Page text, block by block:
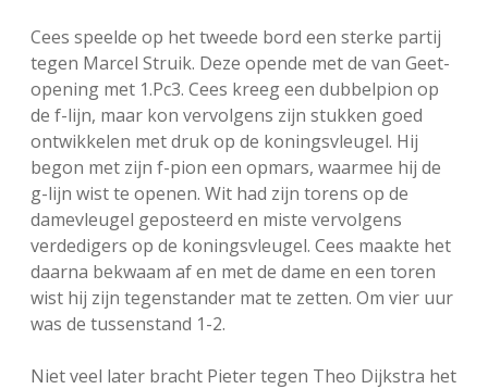
Cees speelde op het tweede bord een sterke partij
tegen Marcel Struik. Deze opende met de van Geet-
opening met 1.Pc3. Cees kreeg een dubbelpion op
de f-lijn, maar kon vervolgens zijn stukken goed
ontwikkelen met druk op de koningsvleugel. Hij
begon met zijn f-pion een opmars, waarmee hij de
g-lijn wist te openen. Wit had zijn torens op de
damevleugel geposteerd en miste vervolgens
verdedigers op de koningsvleugel. Cees maakte het
daarna bekwaam af en met de dame en een toren
wist hij zijn tegenstander mat te zetten. Om vier uur
was de tussenstand 1-2.
Niet veel later bracht Pieter tegen Theo Dijkstra het